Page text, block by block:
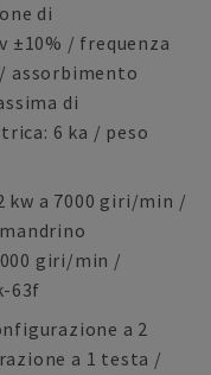
di
±10% / frequenza
assorbimento
di
6 ka / peso
a 7000 giri/min /
giri/min /
63f
a 2
a 1 testa /